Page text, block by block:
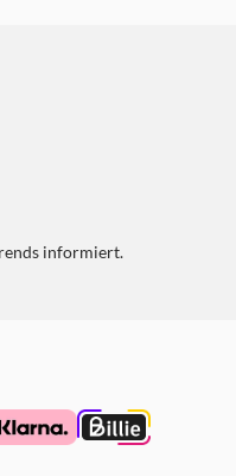
informiert.